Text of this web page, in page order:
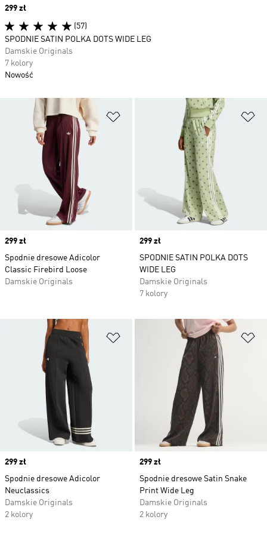
Dodaj do listy życzeń
Price
299 zł
Spodnie dresowe Adicolor
Classic Firebird Loose
Damskie Originals
Price
299 zł
SPODNIE SATIN POLKA DOTS
WIDE LEG
Damskie Originals
7 kolory
Dodaj do listy życzeń
Price
299 zł
Spodnie dresowe Adicolor
Neuclassics
Damskie Originals
2 kolory
Price
299 zł
Spodnie dresowe Satin Snake
Print Wide Leg
Damskie Originals
2 kolory
Price
299 zł
(57)
SPODNIE SATIN POLKA DOTS WIDE LEG
Damskie Originals
7 kolory
Nowość